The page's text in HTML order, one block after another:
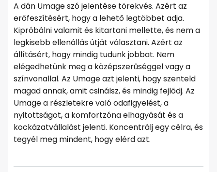
A dán Umage szó jelentése törekvés. Azért az
erőfeszítésért, hogy a lehető legtöbbet adja.
Kipróbálni valamit és kitartani mellette, és nem a
legkisebb ellenállás útját választani. Azért az
állításért, hogy mindig tudunk jobbat. Nem
elégedhetünk meg a középszerűséggel vagy a
színvonallal. Az Umage azt jelenti, hogy szenteld
magad annak, amit csinálsz, és mindig fejlődj. Az
Umage a részletekre való odafigyelést, a
nyitottságot, a komfortzóna elhagyását és a
kockázatvállalást jelenti. Koncentrálj egy célra, és
tegyél meg mindent, hogy elérd azt.